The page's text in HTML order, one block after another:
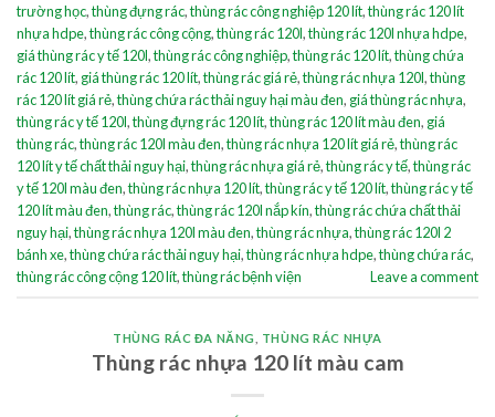
trường học,thùng đựng rác,thùng rác công nghiệp 120 lít,thùng rác 120 lít
nhựa hdpe,thùng rác công cộng,thùng rác 120l,thùng rác 120l nhựa hdpe,
giá thùng rác y tế 120l,thùng rác công nghiệp,thùng rác 120 lít,thùng chứa
rác 120 lít, giá thùng rác 120 lít,thùng rác giá rẻ,thùng rác nhựa 120l,thùng
rác 120 lít giá rẻ,thùng chứa rác thải nguy hại màu đen, giá thùng rác nhựa,
thùng rác y tế 120l,thùng đựng rác 120 lít,thùng rác 120 lít màu đen, giá
thùng rác,thùng rác 120l màu đen,thùng rác nhựa 120 lít giá rẻ,thùng rác
120 lít y tế chất thải nguy hại,thùng rác nhựa giá rẻ,thùng rác y tế,thùng rác
y tế 120l màu đen,thùng rác nhựa 120 lít,thùng rác y tế 120 lít,thùng rác y tế
120 lít màu đen,thùng rác,thùng rác 120l nắp kín,thùng rác chứa chất thải
nguy hại,thùng rác nhựa 120l màu đen,thùng rác nhựa,thùng rác 120l 2
bánh xe,thùng chứa rác thải nguy hại,thùng rác nhựa hdpe,thùng chứa rác,
thùng rác công cộng 120 lít,thùng rác bệnh viện Leave a comment
THÙNG RÁC ĐA NĂNG THÙNG RÁC NHỰA
Thùng rác nhựa 120 lít màu cam